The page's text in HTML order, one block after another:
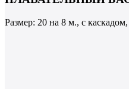
Размер: 20 на 8 м., с